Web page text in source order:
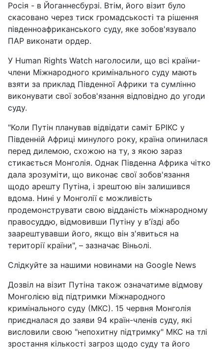
Росія - в Йоганнесбурзі. Втім, його візит було
скасовано через тиск громадськості та рішення
південноафриканського суду, яке зобов'язувало
ПАР виконати ордер.
У Human Rights Watch наголосили, що всі країни-
члени Міжнародного кримінального суду мають
взяти за приклад Південної Африки та сумлінно
виконувати свої зобов'язання відповідно до угоди
суду.
"Коли Путін планував відвідати саміт БРІКС у
Південній Африці минулого року, країна опинилася
перед дилемою, схожою на ту, з якою зараз
стикається Монголія. Однак Південна Африка чітко
дала зрозуміти, що виконає свої зобов'язання
щодо арешту Путіна, і зрештою він залишився
вдома. Нині у Монголії є можливість
продемонструвати свою відданість міжнародному
правосуддю, відмовивши Путіну у в'їзді або
заарештувавши його, якщо він з'явиться на
території країни", – зазначає Віньолі.
Слідкуйте за нашими новинами на Google News
Дозвіл на візит Путіна також означатиме відмову
Монголією від підтримки Міжнародного
кримінального суду (МКС). 15 червня Монголія
приєдналася до заяви 94 країн-членів суду, які
висловили свою "непохитну підтримку" МКС на тлі
зростання кількості загроз щодо суду та його